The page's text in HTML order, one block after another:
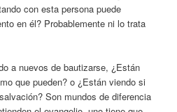
con esta persona puede
en él? Probablemente ni lo trata
a nuevos de bautizarse, ¿Están
que pueden? o ¿Están viendo si
Son mundos de diferencia